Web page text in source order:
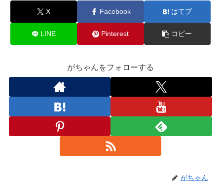
X Facebook はてブ
LINE Pinterest コピー
がちゃんをフォローする
がちゃん